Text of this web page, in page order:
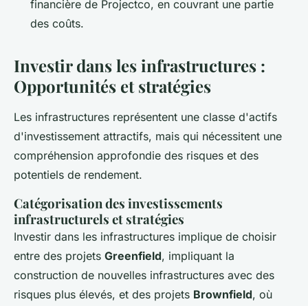
financière de Projectco, en couvrant une partie
des coûts.
Investir dans les infrastructures :
Opportunités et stratégies
Les infrastructures représentent une classe d'actifs
d'investissement attractifs, mais qui nécessitent une
compréhension approfondie des risques et des
potentiels de rendement.
Catégorisation des investissements
infrastructurels et stratégies
Investir dans les infrastructures implique de choisir
entre des projets Greenfield, impliquant la
construction de nouvelles infrastructures avec des
risques plus élevés, et des projets Brownfield, où